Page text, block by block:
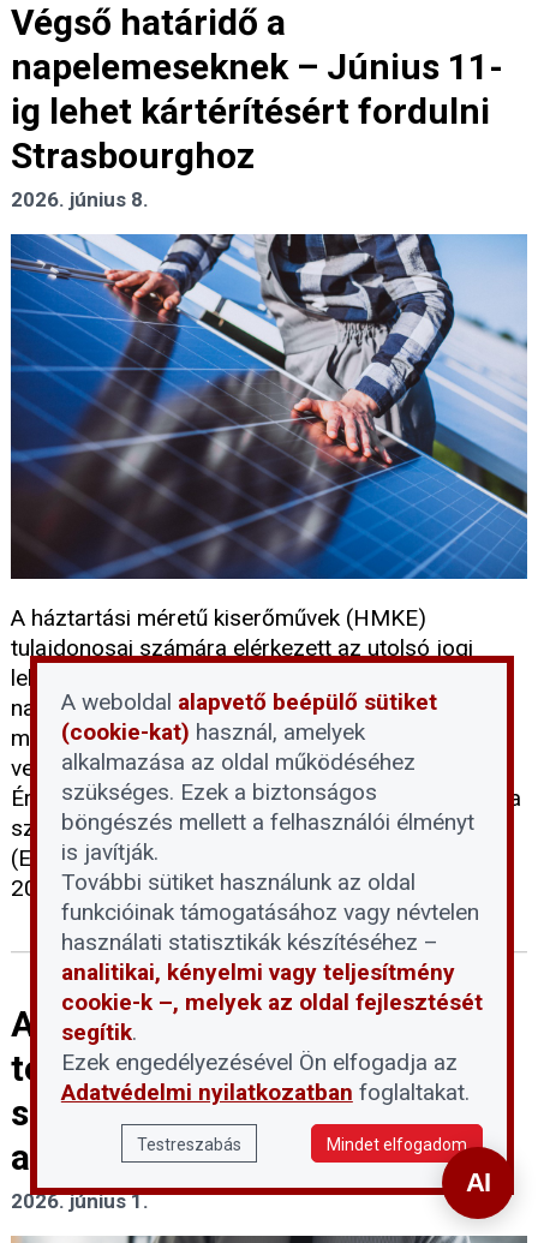
Végső határidő a
napelemeseknek – Június 11-
ig lehet kártérítésért fordulni
Strasbourghoz
2026. június 8.
A háztartási méretű kiserőművek (HMKE)
tulajdonosai számára elérkezett az utolsó jogi
lehetőség, hogy kompenzációt kérjenek a
napelemes elszámolási rendszer utólagos
megváltoztatása miatt elszenvedett anyagi
veszteségeikért. A Napelem-felhasználók
Érdekvédelmi Platformja (NÉP) Egyesület felhívása
szerint az Emberi Jogok Európai Bíróságához
(EJEB) benyújtandó egyéni kártérítési kérelmeket
2026. június 11-ig kell postára adni.
A devizahiteles eljárások
tervezett felfüggesztése:
segítség vagy újabb akadály az
adósoknak?
2026. június 1.
A weboldal alapvető beépülő sütiket
(cookie-kat) használ, amelyek
alkalmazása az oldal működéséhez
szükséges. Ezek a biztonságos
böngészés mellett a felhasználói élményt
is javítják.
További sütiket használunk az oldal
funkcióinak támogatásához vagy névtelen
használati statisztikák készítéséhez –
analitikai, kényelmi vagy teljesítmény
cookie-k –, melyek az oldal fejlesztését
segítik.
Ezek engedélyezésével Ön elfogadja az
Adatvédelmi nyilatkozatban foglaltakat.
Testreszabás Mindet elfogadom